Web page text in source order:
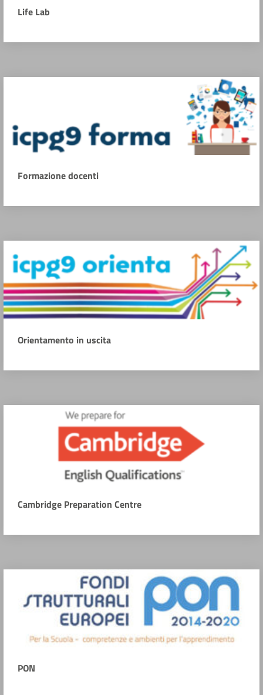
Life Lab
Formazione docenti
Orientamento in uscita
Cambridge Preparation Centre
PON